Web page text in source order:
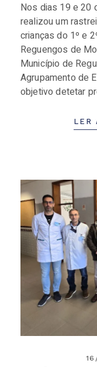
Nos dias 19 e 20
realizou um
crianças do 1º e
Reguengos de
Município de
Agrupamento de
objetivo detetar
LER